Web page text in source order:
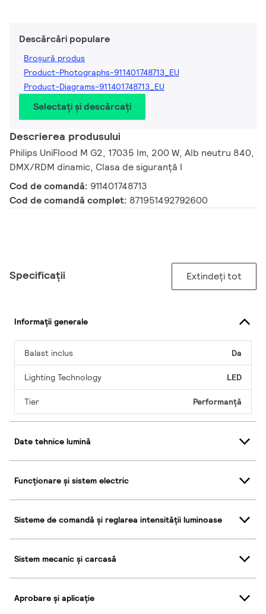
Descărcări populare
Broșură produs
Product-Photographs-911401748713_EU
Product-Diagrams-911401748713_EU
Selectați și descărcați
Descrierea produsului
Philips UniFlood M G2, 17035 lm, 200 W, Alb neutru 840,
DMX/RDM dinamic, Clasa de siguranță I
Cod de comandă: 911401748713
Cod de comandă complet: 871951492792600
Specificații Extindeți tot
Informații generale
Balast inclus Da
Lighting Technology LED
Tier Performanță
Date tehnice lumină
Funcționare și sistem electric
Sisteme de comandă și reglarea intensității luminoase
Sistem mecanic și carcasă
Aprobare și aplicație